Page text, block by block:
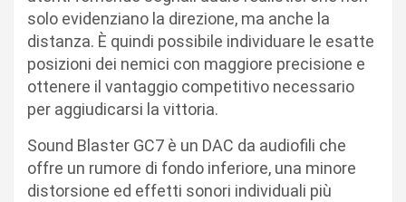
solo evidenziano la direzione, ma anche la
distanza. È quindi possibile individuare le esatte
posizioni dei nemici con maggiore precisione e
ottenere il vantaggio competitivo necessario
per aggiudicarsi la vittoria.
Sound Blaster GC7 è un DAC da audiofili che
offre un rumore di fondo inferiore, una minore
distorsione ed effetti sonori individuali più